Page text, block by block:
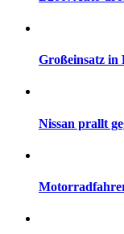
Großeinsatz in
Nissan prallt